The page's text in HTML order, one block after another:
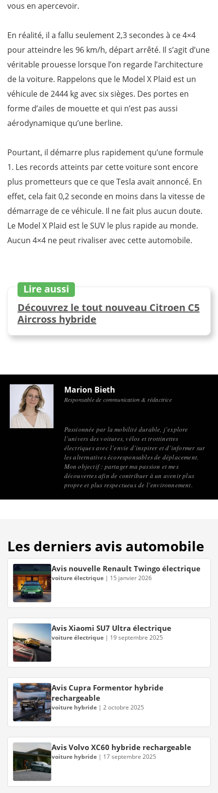
vous en apercevoir.
En réalité, il a fallu seulement 2,3 secondes à ce 4×4
pour atteindre les 96 km/h, départ arrêté. Il s’agit d’une
véritable prouesse lorsque l’on regarde l’architecture
de la voiture. Rappelons que le Model X Plaid est un
véhicule de 2444 kg avec six sièges. Des portes en
forme d’ailes de mouette et qui n’est pas aussi
aérodynamique qu’une berline.
Pourtant, il démarre plus rapidement qu’une formule
1. Les records atteints par cette voiture sont encore
plus prometteurs que ce que Tesla avait annoncé. En
effet, cela fait 0,2 seconde en moins dans la vitesse de
démarrage de ce véhicule. Il ne fait plus aucun doute.
Le Model X Plaid est le SUV le plus rapide au monde.
Aucun 4×4 ne peut rivaliser avec cette automobile.
Lire aussi
Découvrez le tout nouveau Citroen C5
Aircross hybride
Marion Bieth
Responsable de communication & rédactrice
Passionnée par la mobilité durable, j’explore
l’univers des voitures, vélos et trottinettes
électriques avec l’envie d’inspirer et d’informer sur
les alternatives écoresponsables de déplacement.
Mon objectif : partager ma passion et mes
découvertes afin de contribuer à un avenir plus
propre et plus respectueux de l’environnement.
Les derniers avis automobile
Avis nouvelle Renault Twingo électrique
voiture électrique | 15 janvier 2026
Avis Xiaomi SU7 Ultra électrique
voiture électrique | 19 septembre 2025
Avis Cupra Formentor hybride
rechargeable
voiture hybride | 2 octobre 2025
Avis Volvo XC60 hybride rechargeable
voiture hybride | 17 septembre 2025